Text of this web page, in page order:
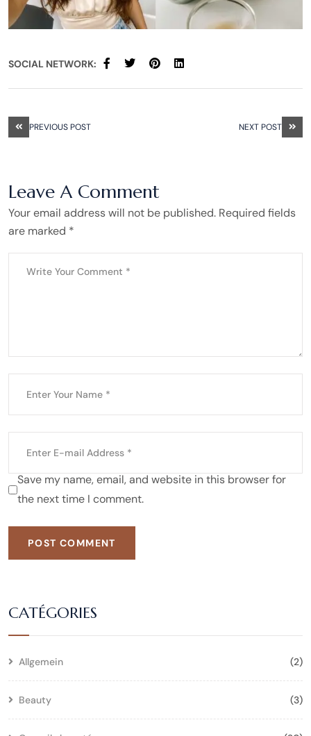
SOCIAL NETWORK:
PREVIOUS POST NEXT POST
Leave A Comment
Your email address will not be published. Required fields
are marked *
Save my name, email, and website in this browser for
the next time I comment.
POST COMMENT
CATÉGORIES
Allgemein (2)
Beauty (3)